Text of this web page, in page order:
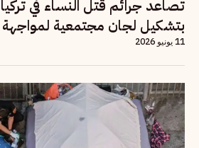
تصاعد جرائم قتل النساء في
بتشكيل لجان مجتمعية
11 يونيو 2026